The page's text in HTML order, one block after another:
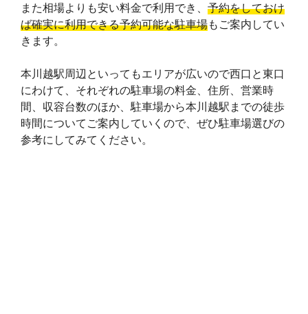
t
また相場よりも安い料金で利用でき、 予約をしておけ
ば確実に利用できる予約可能な駐車場もご案内してい
きます。
本川越駅周辺といってもエリアが広いので西口と東口
にわけて、それぞれの駐車場の料金、住所、営業時
間、収容台数のほか、駐車場から本川越駅までの徒歩
時間についてご案内していくので、ぜひ駐車場選びの
参考にしてみてください。